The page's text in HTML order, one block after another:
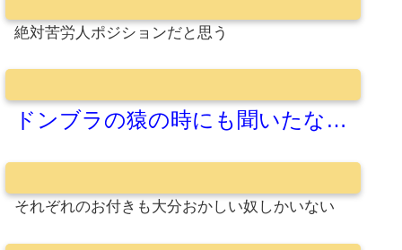
絶対苦労人ポジションだと思う
ドンブラの猿の時にも聞いたな…
それぞれのお付きも大分おかしい奴しかいない